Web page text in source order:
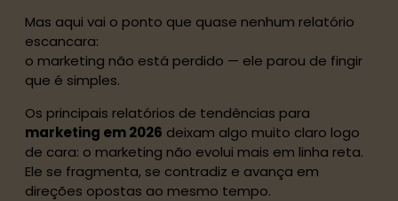
Mas aqui vai o ponto que quase nenhum relatório
escancara:
o marketing não está perdido — ele parou de fingir
que é simples.
Os principais relatórios de tendências para
marketing em 2026 deixam algo muito claro logo
de cara: o marketing não evolui mais em linha reta.
Ele se fragmenta, se contradiz e avança em
direções opostas ao mesmo tempo.